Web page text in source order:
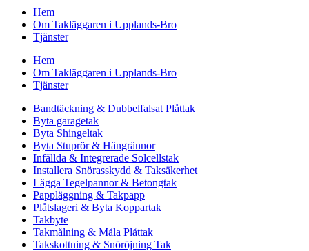
Hem
Om Takläggaren i Upplands-Bro
Tjänster
Hem
Om Takläggaren i Upplands-Bro
Tjänster
Bandtäckning & Dubbelfalsat Plåttak
Byta garagetak
Byta Shingeltak
Byta Stuprör & Hängrännor
Infällda & Integrerade Solcellstak
Installera Snörasskydd & Taksäkerhet
Lägga Tegelpannor & Betongtak
Pappläggning & Takpapp
Plåtslageri & Byta Koppartak
Takbyte
Takmålning & Måla Plåttak
Takskottning & Snöröjning Tak